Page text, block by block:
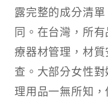
露完整的成分清
同。在台灣，所
療器材管理，材
查。大部分女性
理用品一無所知